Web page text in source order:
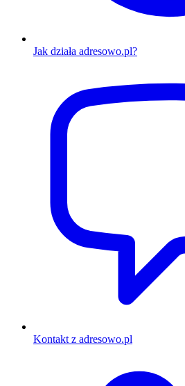
Jak działa adresowo.pl?
Kontakt z adresowo.pl